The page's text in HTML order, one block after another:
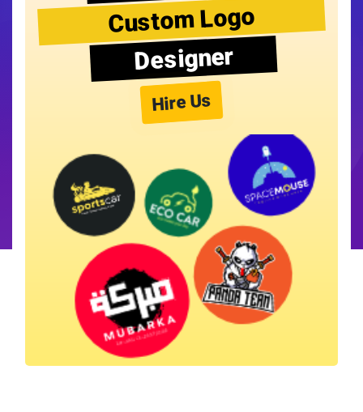
Custom Logo
Designer
Hire Us